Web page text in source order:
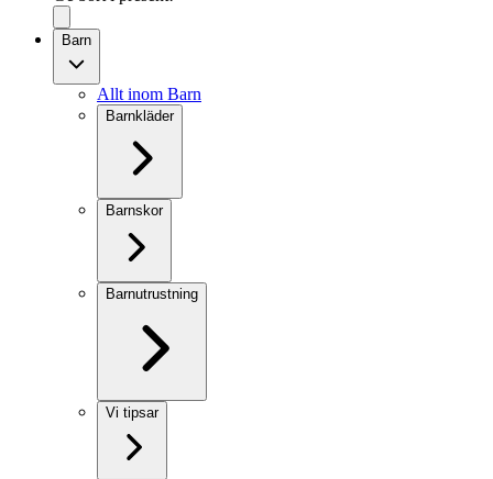
Barn
Allt inom Barn
Barnkläder
Barnskor
Barnutrustning
Vi tipsar